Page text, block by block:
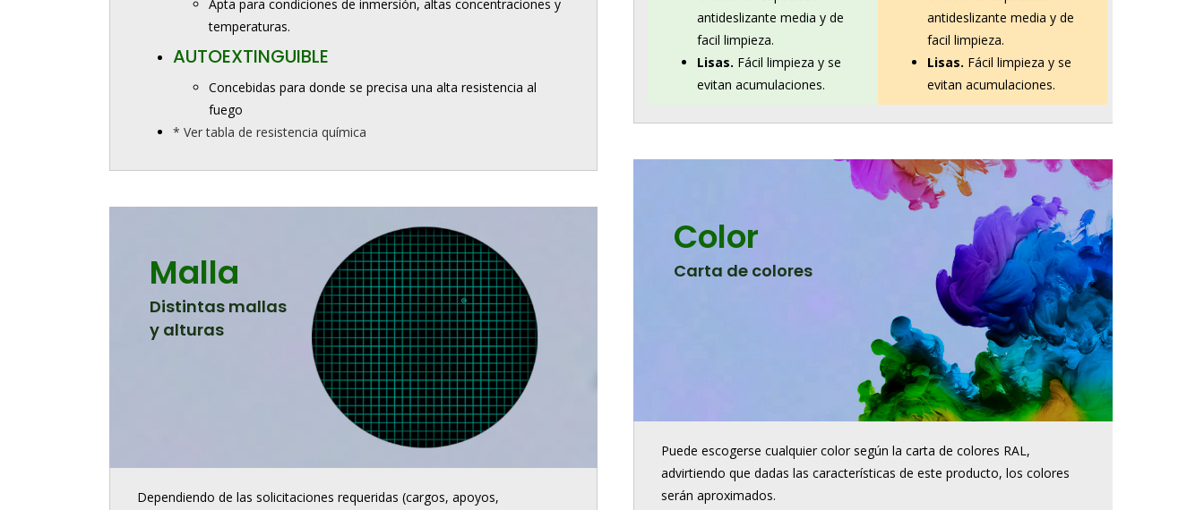
Apta para condiciones de inmersión, altas concentraciones y
temperaturas.
AUTOEXTINGUIBLE
Concebidas para donde se precisa una alta resistencia al
fuego
* Ver tabla de resistencia química
Malla
Distintas mallas
y alturas
Dependiendo de las solicitaciones requeridas (cargos, apoyos,
antideslizante media y de
facil limpieza.
Lisas. Fácil limpieza y se
evitan acumulaciones.
antideslizante media y de
facil limpieza.
Lisas. Fácil limpieza y se
evitan acumulaciones.
Color
Carta de colores
Puede escogerse cualquier color según la carta de colores RAL,
advirtiendo que dadas las características de este producto, los colores
serán aproximados.